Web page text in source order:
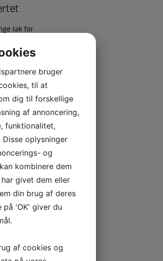
tak for
om nogen en
udstråler ønsket
kærligt og varmt
end opfyldte
så mange
…
os selv. Og
bruger
til at
dig til forskellige
af annoncering,
funktionalitet,
oplysninger
og
kombinere dem
givet dem eller
din brug af deres
på 'OK' giver du
af cookies og